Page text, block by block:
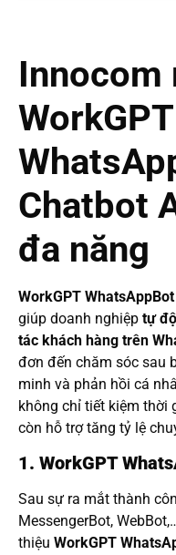
Innocom
WorkGPT
Chatbot
đa năng
WorkGPT WhatsAppBot
giúp doanh nghiệp tự
tác khách hàng trên
đơn đến chăm sóc sau
minh và phản hồi cá
không chỉ tiết kiệm thời
còn hỗ trợ tăng tỷ lệ
1. WorkGPT
Sau sự ra mắt thành
MessengerBot,
thiệu WorkGPT